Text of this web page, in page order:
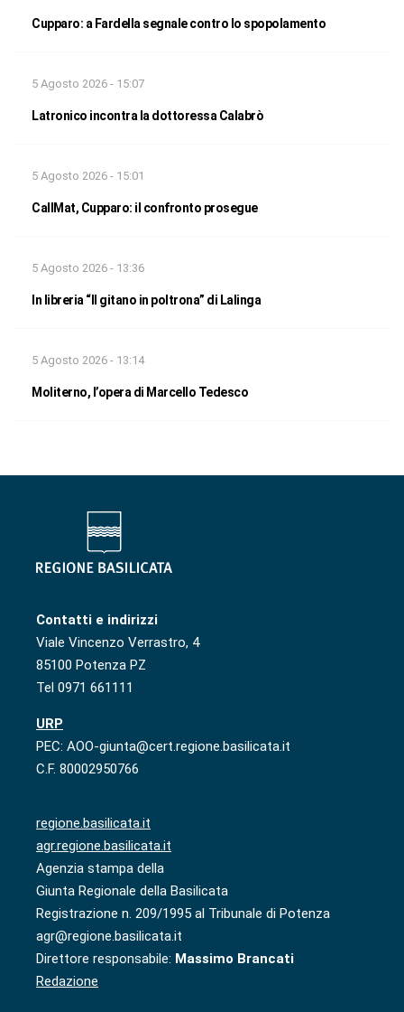
Cupparo: a Fardella segnale contro lo spopolamento
5 Agosto 2026 - 15:07
Latronico incontra la dottoressa Calabrò
5 Agosto 2026 - 15:01
CallMat, Cupparo: il confronto prosegue
5 Agosto 2026 - 13:36
In libreria “Il gitano in poltrona” di Lalinga
5 Agosto 2026 - 13:14
Moliterno, l’opera di Marcello Tedesco
Contatti e indirizzi
Viale Vincenzo Verrastro, 4
85100 Potenza PZ
Tel 0971 661111
URP
PEC: AOO-giunta@cert.regione.basilicata.it
C.F. 80002950766
regione.basilicata.it
agr.regione.basilicata.it
Agenzia stampa della
Giunta Regionale della Basilicata
Registrazione n. 209/1995 al Tribunale di Potenza
agr@regione.basilicata.it
Direttore responsabile: Massimo Brancati
Redazione